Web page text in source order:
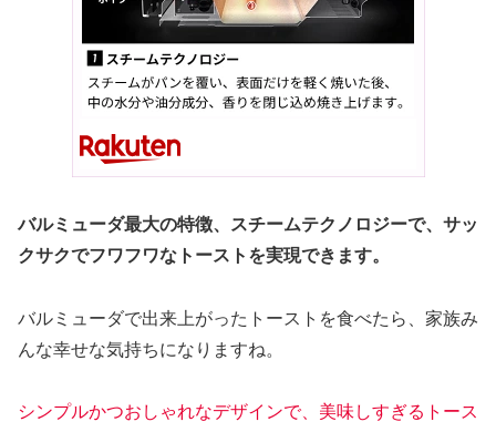
バルミューダ最大の特徴、スチームテクノロジーで、サッ
クサクでフワフワなトーストを実現できます。
バルミューダで出来上がったトーストを食べたら、家族み
んな幸せな気持ちになりますね。
シンプルかつおしゃれなデザインで、美味しすぎるトース